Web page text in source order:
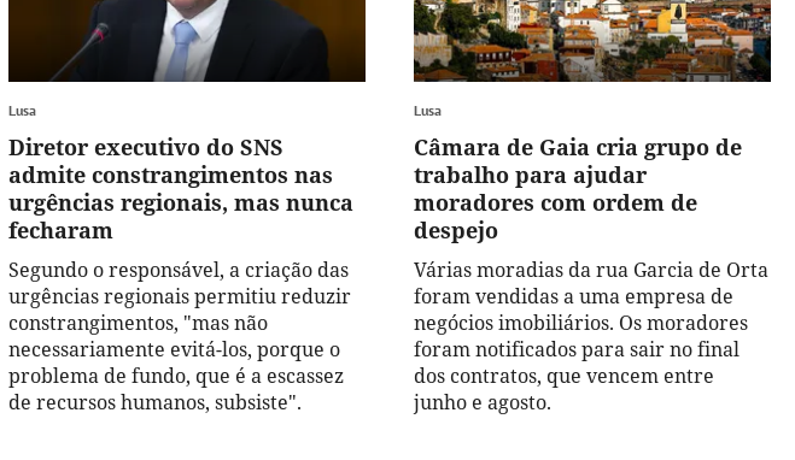
Lusa
Diretor executivo do SNS
admite constrangimentos nas
urgências regionais, mas nunca
fecharam
Segundo o responsável, a criação das
urgências regionais permitiu reduzir
constrangimentos, "mas não
necessariamente evitá-los, porque o
problema de fundo, que é a escassez
de recursos humanos, subsiste".
Lusa
Câmara de Gaia cria grupo de
trabalho para ajudar
moradores com ordem de
despejo
Várias moradias da rua Garcia de Orta
foram vendidas a uma empresa de
negócios imobiliários. Os moradores
foram notificados para sair no final
dos contratos, que vencem entre
junho e agosto.